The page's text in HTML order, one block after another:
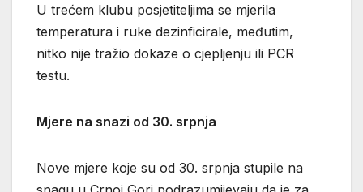
U trećem klubu posjetiteljima se mjerila
temperatura i ruke dezinficirale, međutim,
nitko nije tražio dokaze o cjepljenju ili PCR
testu.
Mjere na snazi od 30. srpnja
Nove mjere koje su od 30. srpnja stupile na